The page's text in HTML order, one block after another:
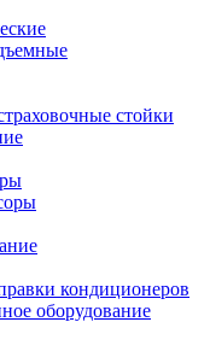
стойки
кондиционеров
оборудование